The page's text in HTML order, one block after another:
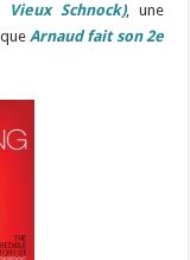
Schnock), une
queArnaud fait son 2e